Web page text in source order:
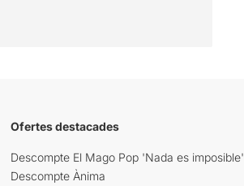
Ofertes destacades
Descompte El Mago Pop 'Nada es imposible'
Descompte Ànima